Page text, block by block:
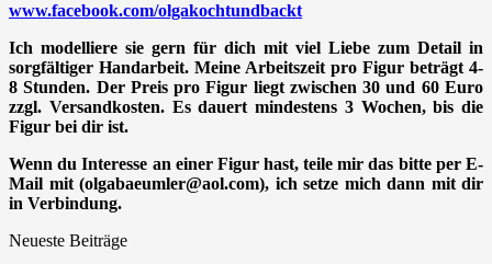
www.facebook.com/olgakochtundbackt
Ich modelliere sie gern für dich mit viel Liebe zum Detail in
sorgfältiger Handarbeit. Meine Arbeitszeit pro Figur beträgt 4-
8 Stunden. Der Preis pro Figur liegt zwischen 30 und 60 Euro
zzgl. Versandkosten. Es dauert mindestens 3 Wochen, bis die
Figur bei dir ist.
Wenn du Interesse an einer Figur hast, teile mir das bitte per E-
Mail mit (olgabaeumler@aol.com), ich setze mich dann mit dir
in Verbindung.
Neueste Beiträge